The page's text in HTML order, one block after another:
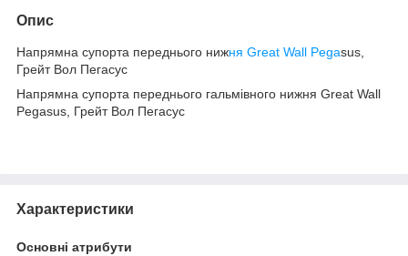
Опис
Напрямна супорта переднього нижня Great Wall Pegasus,
Грейт Вол Пегасус
Напрямна супорта переднього гальмівного нижня Great Wall
Pegasus, Грейт Вол Пегасус
Характеристики
Основні атрибути